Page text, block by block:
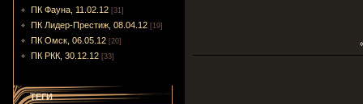
ПК Фауна, 11.02.12 [31]
ПК Лидер-Престиж, 08.04.12 [19]
ПК Омск, 06.05.12 [20]
ПК РКК, 30.12.12 [33]
ТЕГИ